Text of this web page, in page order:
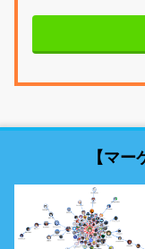
最新SNSマ
【マ